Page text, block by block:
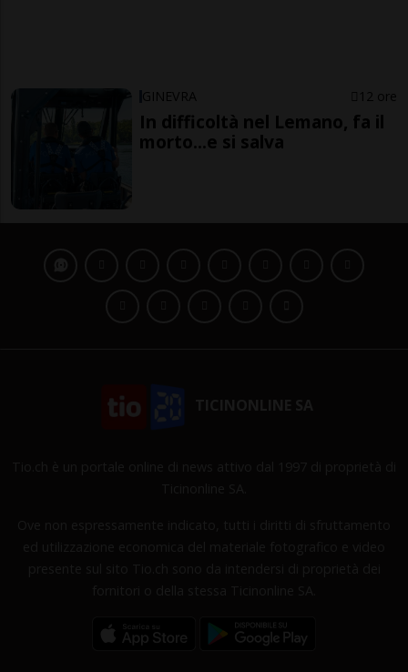
GINEVRA 12 ore
In difficoltà nel Lemano, fa il
morto...e si salva